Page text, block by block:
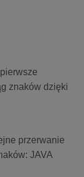
znaków dzięki
przerwanie
JAVA